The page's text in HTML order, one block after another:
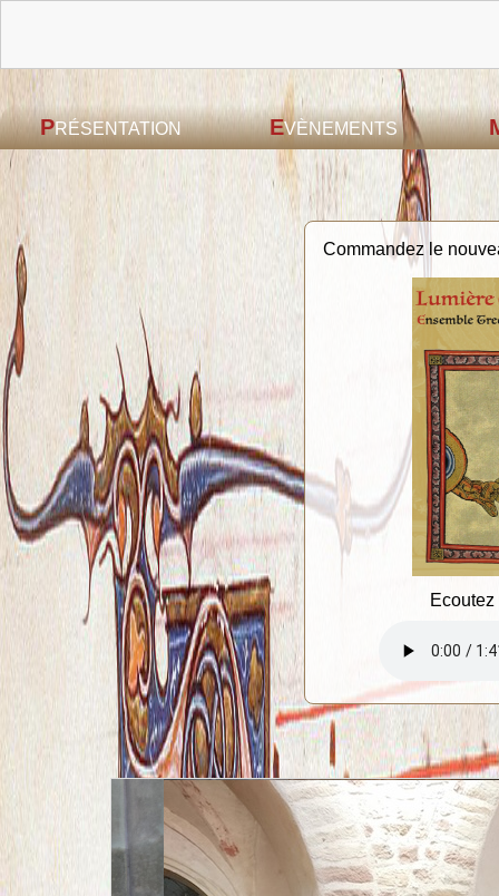
PRÉSENTATION EVÈNEMENTS
Commandez le